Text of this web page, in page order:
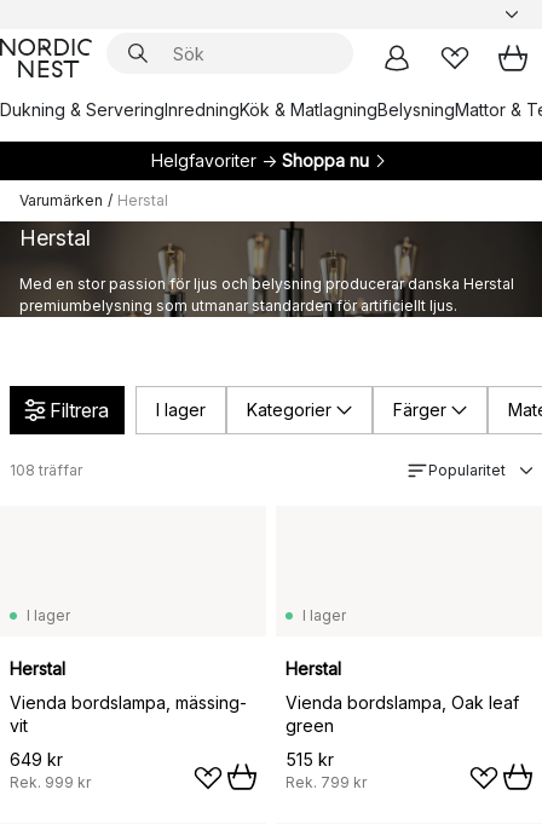
Dukning & ServeringInredningKök & MatlagningBelysningMattor &
Helgfavoriter → Shoppa nu
Varumärken / Herstal
Herstal
Med en stor passion för ljus och belysning producerar danska Herstal
premiumbelysning som utmanar standarden för artificiellt ljus.
Filtrera I lager Kategorier Färger
108 träffar Popularitet
I lager
Herstal
Vienda bordslampa, mässing-
vit
649 kr
Rek. 999 kr
I lager
Herstal
Vienda bordslampa, Oak leaf
green
515 kr
Rek. 799 kr